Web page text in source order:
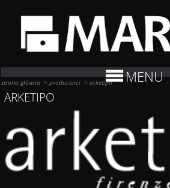
MENU
strona główna >producenci >arketipo
ARKETIPO